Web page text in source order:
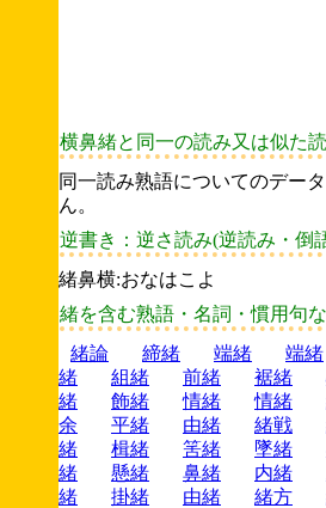
横鼻緒と同一の読み又は似た
同一読み熟語についてのデー
ん。
逆書き：逆さ読み(逆読み・倒
緒鼻横:おなはこよ
緒を含む熟語・名詞・慣用句
緒論
締緒 端緒 端緒
緒
組緒 前緒 裾緒
緒
飾緒 情緒 情緒
余
平緒 由緒 緒戦
緒
楫緒 筈緒 墜緒
緒
懸緒 鼻緒 内緒
緒
掛緒 由緒 緒方